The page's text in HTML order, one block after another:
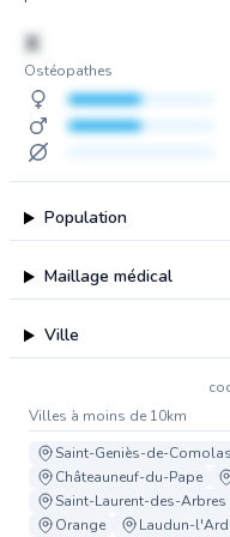
X
Ostéopathes
Population
Maillage médical
Ville
Villes à moins de 10km
Saint-Geniès-de-Comolas
Châteauneuf-du-Pape
Saint-Laurent-des-Arbres
Orange
Laudun-